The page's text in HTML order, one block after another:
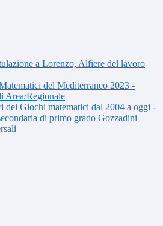
a Lorenzo, Alfiere del lavoro
del Mediterraneo 2023 -
Area/Regionale
dei Giochi matematici dal 2004 a oggi -
di primo grado Gozzadini